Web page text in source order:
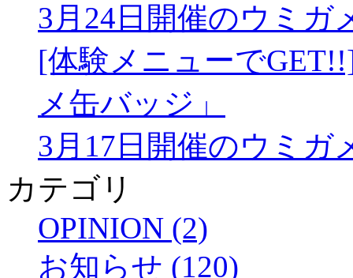
3月24日開催のウミガ
[体験メニューで
メ缶バッジ」
3月17日開催のウミガ
カテゴリ
OPINION (2)
お知らせ (120)